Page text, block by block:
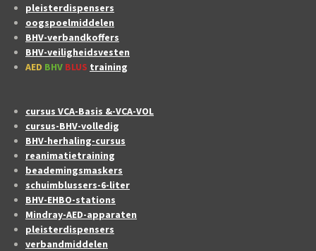
pleisterdispensers
oogspoelmiddelen
BHV-verbandkoffers
BHV-veiligheidsvesten
AED BHV BLUS training
cursus VCA-Basis &-VCA-VOL
cursus-BHV-volledig
BHV-herhaling-cursus
reanimatietraining
beademingsmaskers
schuimblussers-6-liter
BHV-EHBO-stations
Mindray-AED-apparaten
pleisterdispensers
verbandmiddelen